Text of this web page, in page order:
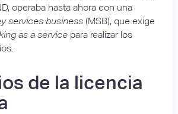
operaba hasta ahora con una
services business (MSB), que exige
as a service para realizar los
de la licencia